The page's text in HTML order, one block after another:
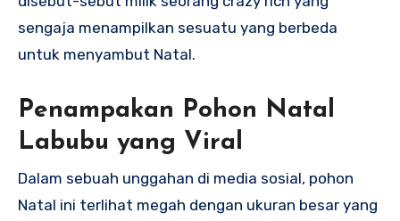
sengaja menampilkan sesuatu yang berbeda
untuk menyambut Natal.
Penampakan Pohon Natal
Labubu yang Viral
Dalam sebuah unggahan di media sosial, pohon
Natal ini terlihat megah dengan ukuran besar yang